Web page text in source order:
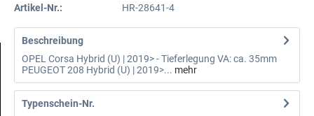
Artikel-Nr.: HR-28641-4
Beschreibung
OPEL Corsa Hybrid (U) | 2019> - Tieferlegung VA: ca. 35mm
PEUGEOT 208 Hybrid (U) | 2019>... mehr
Typenschein-Nr.